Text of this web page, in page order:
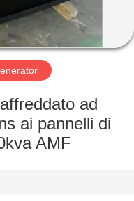
ad
ai pannelli di
AMF